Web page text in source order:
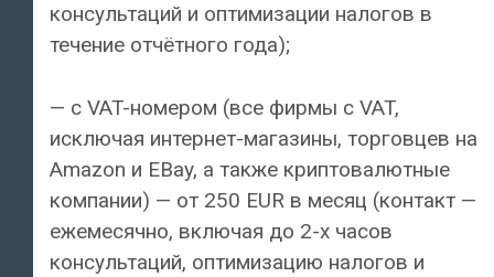
консультаций и оптимизации налогов в
течение отчётного года);
— с VAT-номером (все фирмы с VAT,
исключая интернет-магазины, торговцев на
Amazon и EBay, а также криптовалютные
компании) — от 250 EUR в месяц (контакт —
ежемесячно, включая до 2-х часов
консультаций, оптимизацию налогов и